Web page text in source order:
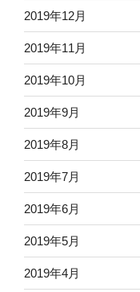
2019年12月
2019年11月
2019年10月
2019年9月
2019年8月
2019年7月
2019年6月
2019年5月
2019年4月